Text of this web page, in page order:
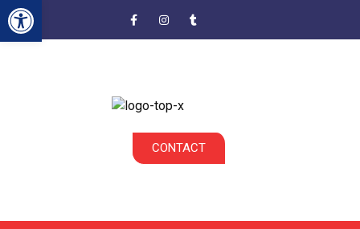
CONTACT
Deschide bara de unelte